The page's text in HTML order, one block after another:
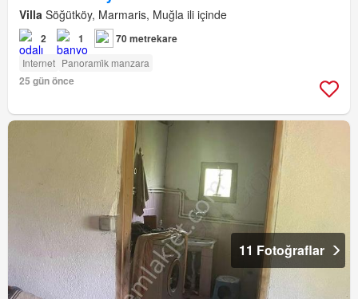
Villa Söğütköy, Marmaris, Muğla ili içinde
2 1 70 metrekare
Internet Panorami̇k manzara
25 gün önce
11 Fotoğraflar